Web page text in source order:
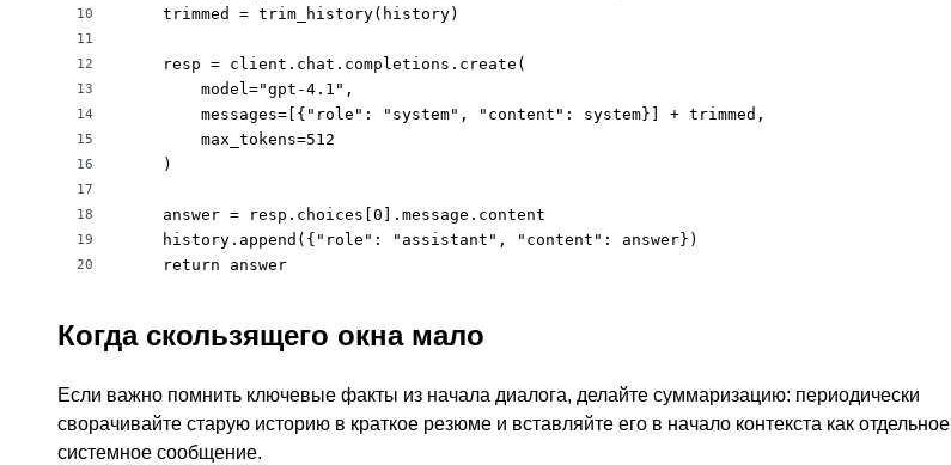
10
11
12
13
14
15
16
17
18
19
20
    trimmed = trim_history(history)
    resp = client.chat.completions.create(
        model="gpt-4.1",
        messages=[{"role": "system", "content": system}] + trimmed,
        max_tokens=512
    )
    answer = resp.choices[0].message.content
    history.append({"role": "assistant", "content": answer})
    return answer
Когда скользящего окна мало
Если важно помнить ключевые факты из начала диалога, делайте суммаризацию: периодически
сворачивайте старую историю в краткое резюме и вставляйте его в начало контекста как отдельное
системное сообщение.